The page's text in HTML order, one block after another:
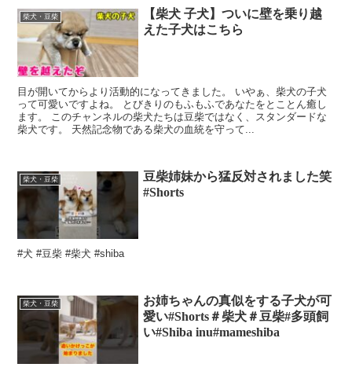
柴犬・豆柴
【柴犬 子犬】ついに壁を乗り越
えた子犬はこちら
目が開いてからより活動的になってきました。 いやぁ、柴犬の子犬
って可愛いですよね。 とびきりのもふもふであなたをとことん癒し
ます。 このチャンネルの柴犬たちは豆柴ではなく、スタンダードな
柴犬です。 天然記念物である柴犬の血統を守って...
柴犬・豆柴
豆柴姉妹から猛反対されました笑
#Shorts
#犬 #豆柴 #柴犬 #shiba
柴犬・豆柴
お姉ちゃんの真似をする子犬が可
愛い#Shorts＃柴犬＃豆柴#多頭飼
い#Shiba inu#mameshiba